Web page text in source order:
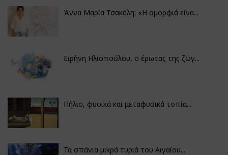
Άννα Μαρία Τσακάλη: «Η ομορφιά είνα...
Ειρήνη Ηλιοπούλου, ο έρωτας της ζωγ...
Πήλιο, φυσικά και μεταφυσικά τοπία...
Τα σπάνια μικρά τυριά του Αιγαίου...